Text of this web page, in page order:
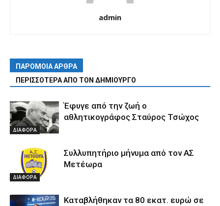
admin
ΠΑΡΟΜΟΙΑ ΑΡΘΡΑ
ΠΕΡΙΣΣΟΤΕΡΑ ΑΠΟ ΤΟΝ ΔΗΜΙΟΥΡΓΟ
ΔΙΑΦΟΡΑ
Έφυγε από την ζωή ο
αθλητικογράφος Σταύρος Τσώχος
ΔΙΑΦΟΡΑ
Συλλυπητήριο μήνυμα από τον ΑΣ
Μετέωρα
Καταβλήθηκαν τα 80 εκατ. ευρώ σε